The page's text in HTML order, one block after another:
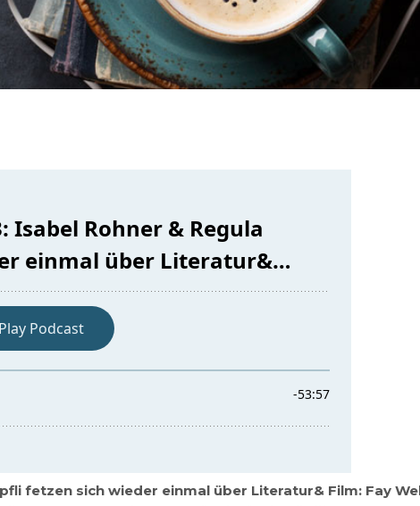
fetzen sich wieder einmal über Literatur& Film: Fay